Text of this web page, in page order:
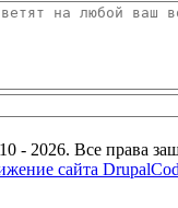
- 2026. Все права
сайта